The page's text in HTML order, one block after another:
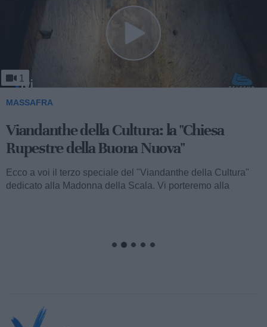
1
MASSAFRA
Viandanthe della Cultura: la "Chiesa
Rupestre della Buona Nuova"
Ecco a voi il terzo speciale del "Viandanthe della Cultura"
dedicato alla Madonna della Scala. Vi porteremo alla